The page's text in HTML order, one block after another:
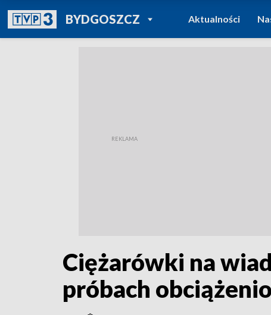
BYDGOSZCZPOWRÓT DO
TVP REGIONY
Aktualności
Ciężarówki na
próbach